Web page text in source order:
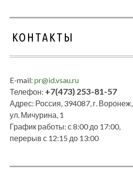
КОНТАКТЫ
E-mail: pr@id.vsau.ru
Телефон: +7(473) 253-81-57
Адрес: Россия, 394087, г. Воронеж,
ул. Мичурина, 1
График работы: с 8:00 до 17:00,
перерыв с 12:15 до 13:00